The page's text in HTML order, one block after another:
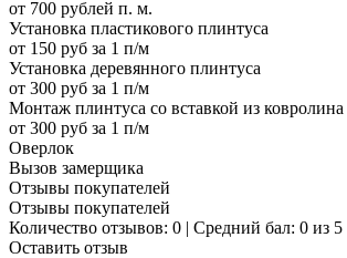
от 700 рублей п. м.
Установка пластикового плинтуса
от 150 руб за 1 п/м
Установка деревянного плинтуса
от 300 руб за 1 п/м
Монтаж плинтуса со вставкой из ковролина
от 300 руб за 1 п/м
Оверлок
Вызов замерщика
Отзывы покупателей
Отзывы покупателей
Количество отзывов: 0 | Средний бал: 0 из 5
Оставить отзыв